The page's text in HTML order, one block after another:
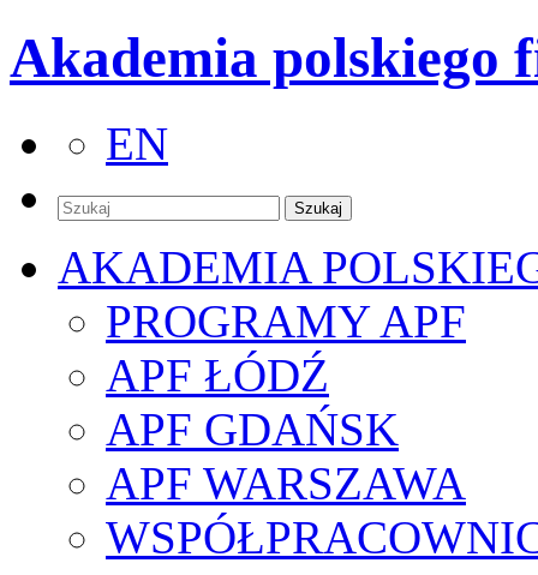
Akademia polskiego
EN
AKADEMIA
PROGRAMY APF
APF ŁÓDŹ
APF GDAŃSK
APF WARSZAWA